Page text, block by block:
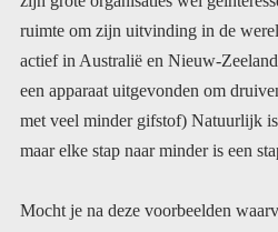
maar elke stap naar minder is een
Mocht je na deze voorbeelden
meegemaakt in mijn omgeving nog
werkelijk iets aan het milieu wil doen,
wat zou hun werkelijke bedoeling